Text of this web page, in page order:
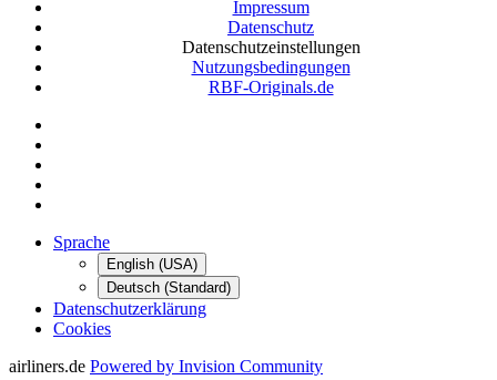
Impressum
Datenschutz
Datenschutzeinstellungen
Nutzungsbedingungen
RBF-Originals.de
Sprache
English (USA)
Deutsch (Standard)
Datenschutzerklärung
Cookies
airliners.de Powered by Invision Community